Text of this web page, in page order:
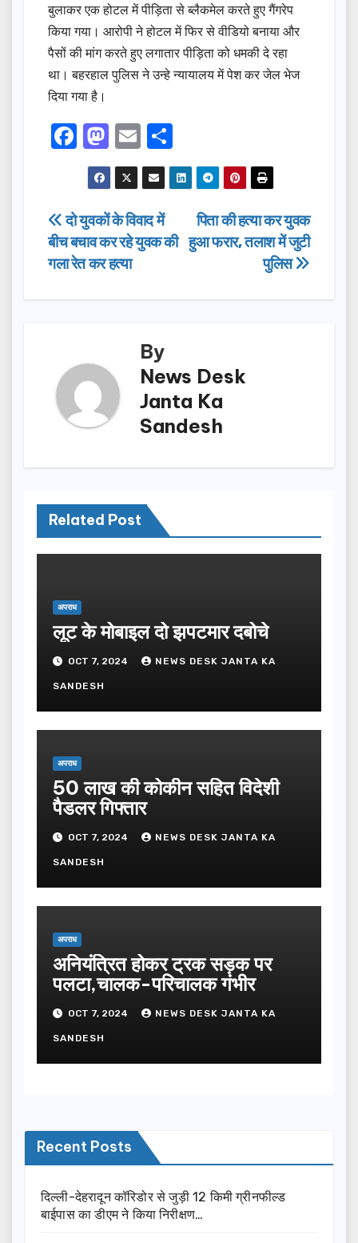
बुलाकर एक होटल में पीड़िता से ब्लैकमेल करते हुए गैंगरेप
किया गया। आरोपी ने होटल में फिर से वीडियो बनाया और
पैसों की मांग करते हुए लगातार पीड़िता को धमकी दे रहा
था। बहरहाल पुलिस ने उन्हे न्यायालय में पेश कर जेल भेज
दिया गया है।
F
a
c
e
b
o
M
a
st
o
d
o
E
m
ail
h
ar
Post
navigation
पिता की हत्या कर युवक
हुआ फरार, तलाश में जुटी
पुलिस
दो युवकों के विवाद में
बीच बचाव कर रहे युवक की
गला रेत कर हत्या
By
News Desk
Janta Ka
Sandesh
Related Post
अपराध
लूट के मोबाइल दो झपटमार दबोचे
OCT 7, 2024 NEWS DESK JANTA KA
SANDESH
अपराध
50 लाख की कोकीन सहित विदेशी
पैडलर गिफ्तार
OCT 7, 2024 NEWS DESK JANTA KA
SANDESH
अपराध
अनियंत्रित होकर ट्रक सड़क पर
पलटा,चालक-परिचालक गंभीर
OCT 7, 2024 NEWS DESK JANTA KA
SANDESH
Recent Posts
दिल्ली-देहरादून कॉरिडोर से जुड़ी 12 किमी ग्रीनफील्ड
बाईपास का डीएम ने किया निरीक्षण…